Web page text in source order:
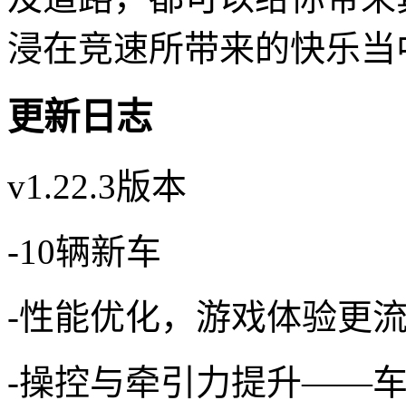
浸在竞速所带来的快乐当
更新日志
v1.22.3版本
-10辆新车
-性能优化，游戏体验更
-操控与牵引力提升——